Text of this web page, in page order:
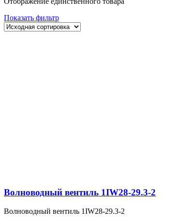
Показать фильтр
Волноводный вентиль 1IW28-29.3-2
Волноводный вентиль 1IW28-29.3-2